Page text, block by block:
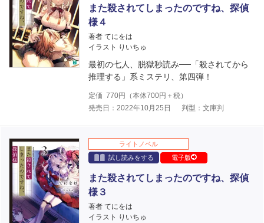
また殺されてしまったのですね、探偵
様４
著者 てにをは
イラスト りいちゅ
最初の七人、脱獄秒読み──「殺されてから
推理する」系ミステリ、第四弾！
定価 770円（本体700円＋税）
発売日：2022年10月25日
判型：文庫判
ライトノベル
試し読みをする
電子版
また殺されてしまったのですね、探偵
様３
著者 てにをは
イラスト りいちゅ